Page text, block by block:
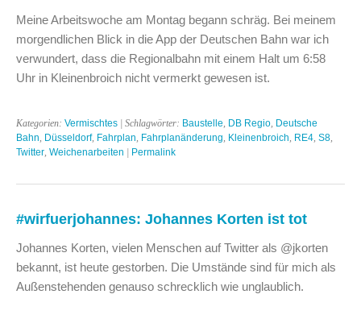
Meine Arbeitswoche am Montag begann schräg. Bei meinem
morgendlichen Blick in die App der Deutschen Bahn war ich
verwundert, dass die Regionalbahn mit einem Halt um 6:58
Uhr in Kleinenbroich nicht vermerkt gewesen ist.
Kategorien: Vermischtes | Schlagwörter: Baustelle DB Regio Deutsche
Bahn Düsseldorf, Fahrplan Fahrplanänderung Kleinenbroich RE4 S8
Twitter Weichenarbeiten | Permalink
#wirfuerjohannes: Johannes Korten ist tot
Johannes Korten, vielen Menschen auf Twitter als @jkorten
bekannt, ist heute gestorben. Die Umstände sind für mich als
Außenstehenden genauso schrecklich wie unglaublich.